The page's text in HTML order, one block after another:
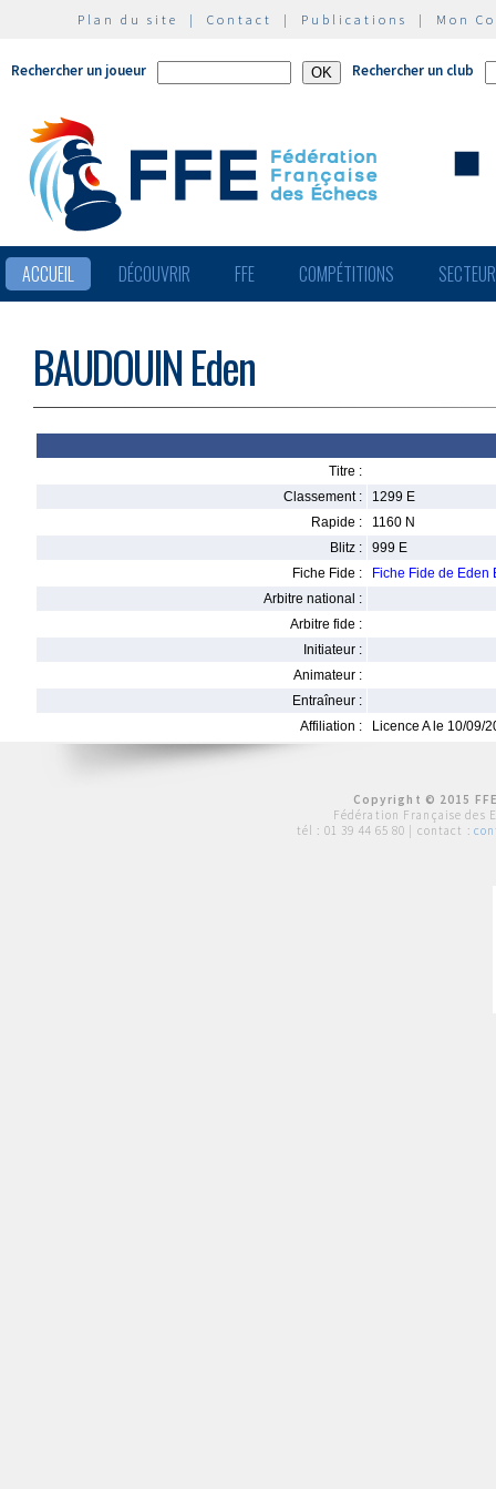
Plan du site | Contact | Publications | Mon
Rechercher un joueur Rechercher un club
ACCUEIL DÉCOUVRIR FFE COMPÉTITIONS
BAUDOUIN Eden
Titre :
Classement :
1299 E
Rapide :
1160 N
Blitz :
999 E
Fiche Fide :
Fiche Fide de Eden
Arbitre national :
Arbitre fide :
Initiateur :
Animateur :
Entraîneur :
Affiliation :
Licence A le 10/09/
Copyright © 2015
Fédération Française des
tél : 01 39 44 65 80 | contact :